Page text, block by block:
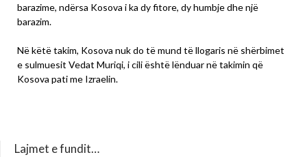
barazime, ndërsa Kosova i ka dy fitore, dy humbje dhe një
barazim.
Në këtë takim, Kosova nuk do të mund të llogaris në shërbimet
e sulmuesit Vedat Muriqi, i cili është lënduar në takimin që
Kosova pati me Izraelin.
Lajmet e fundit…